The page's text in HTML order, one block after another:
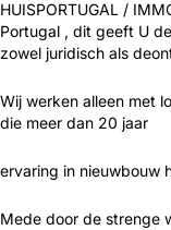
HUISPORTUGAL /
Portugal , dit geeft U
zowel juridisch als
Wij werken alleen met
die meer dan 20 jaar
ervaring in nieuwbouw
Mede door de strenge